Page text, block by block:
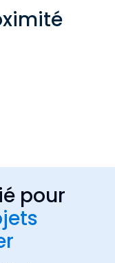
pour